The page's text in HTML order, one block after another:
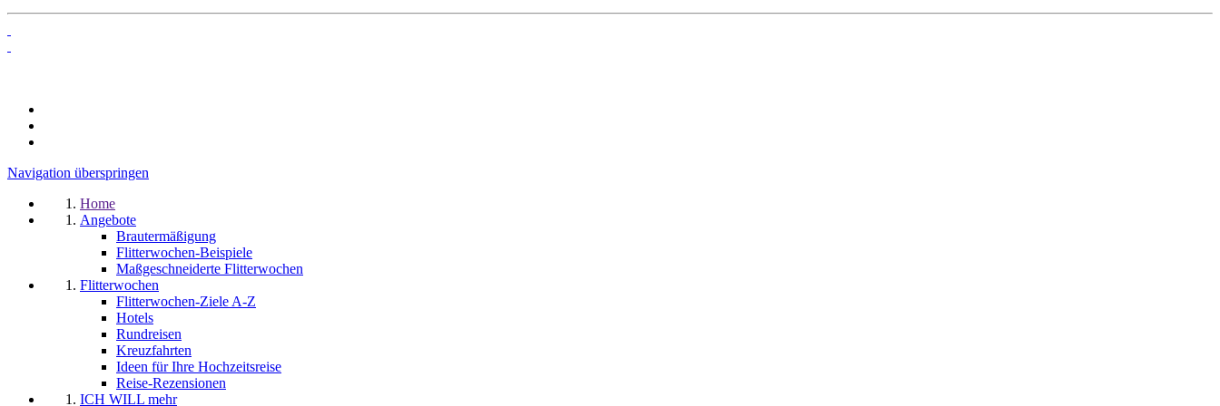
Navigation überspringen
Home
Angebote
Brautermäßigung
Flitterwochen-Beispiele
Maßgeschneiderte Flitterwochen
Flitterwochen
Flitterwochen-Ziele A-Z
Hotels
Rundreisen
Kreuzfahrten
Ideen für Ihre Hochzeitsreise
Reise-Rezensionen
ICH WILL mehr